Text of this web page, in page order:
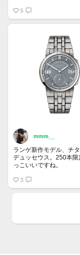
クロノグラフ、ムーン
永久カレンダー、トゥ
ン、パワーリザーブと
個人的にはサーモンピ
りのカラーになるかと思
5
mmm__
ランゲ新作モデル、チ
デュッセウス。250本限
っこいいですね。
3